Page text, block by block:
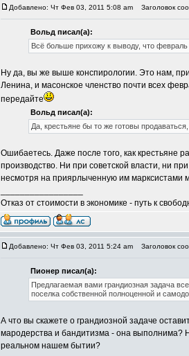
Добавлено: Чт Фев 03, 2011 5:08 am Заголовок
Вольд писал(а):
Всё больше прихожу к выводу, что февраль
Ну да, вы же выше конспирологии. Это нам,
Ленина, и масонское членство почти всех
передайте
Вольд писал(а):
Да, крестьяне бы то же готовы
Ошибаетесь. Даже после того, как крестьяне
производство. Ни при советской власти, ни
несмотря на приярлыченную им марксистами
Отказ от стоимости в экономике - путь к
Добавлено: Чт Фев 03, 2011 5:24 am Заголовок
Пионер писал(а):
Предлагаемая вами грандиозная задача
поселка собственной полноценной и
А что вы скажете о грандиозной задаче
мародерства и бандитизма - она выполнима?
реальном нашем бытии?